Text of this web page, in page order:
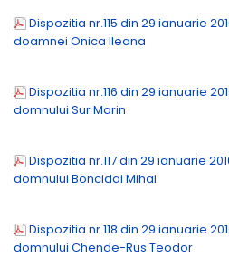
Dispozitia nr.115 din 29 ianuarie
doamnei Onica Ileana
Dispozitia nr.116 din 29 ianuarie
domnului Sur Marin
Dispozitia nr.117 din 29 ianuarie
domnului Boncidai Mihai
Dispozitia nr.118 din 29 ianuarie
domnului Chende-Rus Teodor